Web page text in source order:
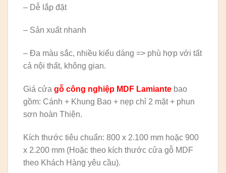
– Dễ lắp đặt
– Sản xuất nhanh
– Đa màu sắc, nhiều kiểu dáng => phù hợp với tất
cả nội thất, không gian.
Giá cửa gỗ công nghiệp MDF Lamiante bao
gồm: Cánh + Khung Bao + nẹp chỉ 2 mặt + phun
sơn hoàn Thiện.
Kích thước tiêu chuẩn: 800 x 2.100 mm hoặc 900
x 2.200 mm (Hoặc theo kích thước cửa gỗ MDF
theo Khách Hàng yêu cầu).